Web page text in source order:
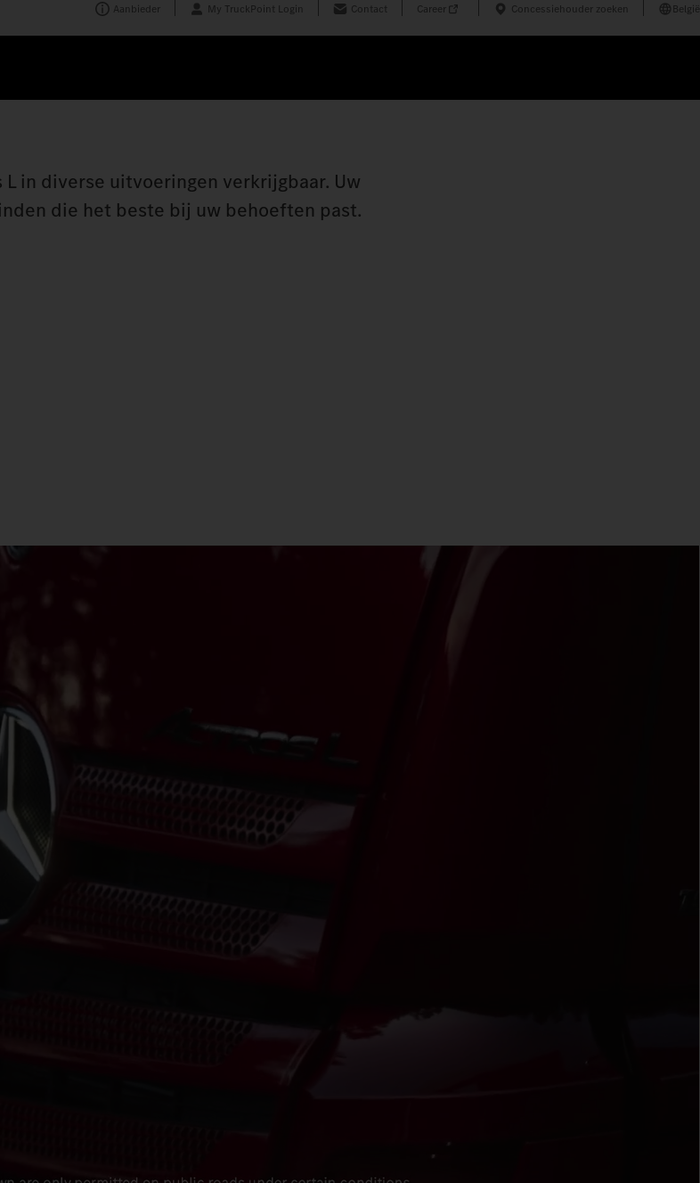
Aanbieder My TruckPoint Login Contact Career Concessiehouder zoeken België
in diverse uitvoeringen verkrijgbaar. Uw
die het beste bij uw behoeften past.